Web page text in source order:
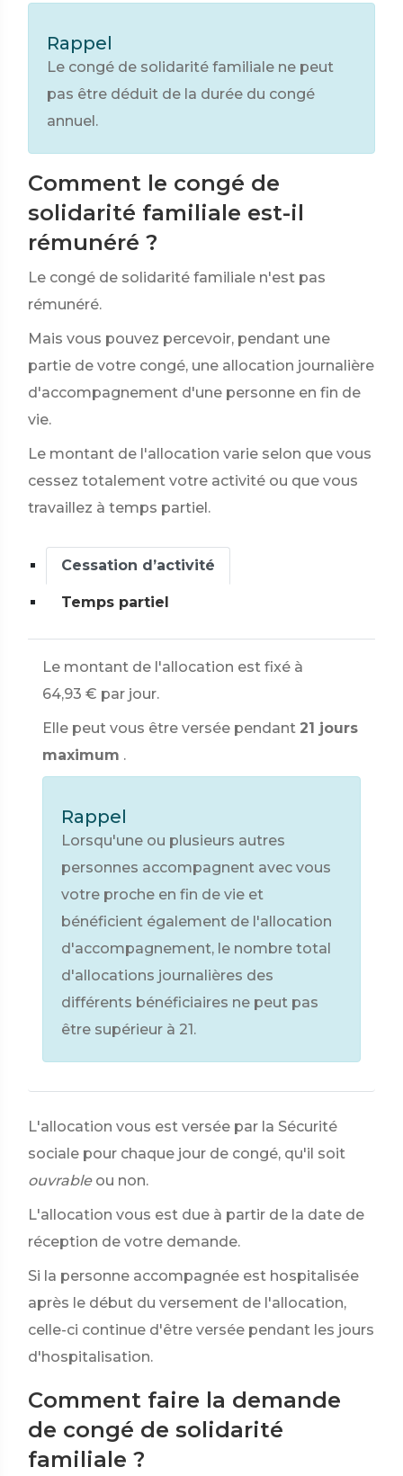
Rappel
Le congé de solidarité familiale ne peut
pas être déduit de la durée du congé
annuel.
Comment le congé de
solidarité familiale est-il
rémunéré ?
Le congé de solidarité familiale n'est pas
rémunéré.
Mais vous pouvez percevoir, pendant une
partie de votre congé, une allocation journalière
d'accompagnement d'une personne en fin de
vie.
Le montant de l'allocation varie selon que vous
cessez totalement votre activité ou que vous
travaillez à temps partiel.
Cessation d’activité
Temps partiel
Le montant de l'allocation est fixé à
64,93 € par jour.
Elle peut vous être versée pendant 21 jours
maximum .
Rappel
Lorsqu'une ou plusieurs autres
personnes accompagnent avec vous
votre proche en fin de vie et
bénéficient également de l'allocation
d'accompagnement, le nombre total
d'allocations journalières des
différents bénéficiaires ne peut pas
être supérieur à 21.
L'allocation vous est versée par la Sécurité
sociale pour chaque jour de congé, qu'il soit
ouvrable ou non.
L'allocation vous est due à partir de la date de
réception de votre demande.
Si la personne accompagnée est hospitalisée
après le début du versement de l'allocation,
celle-ci continue d'être versée pendant les jours
d'hospitalisation.
Comment faire la demande
de congé de solidarité
familiale ?